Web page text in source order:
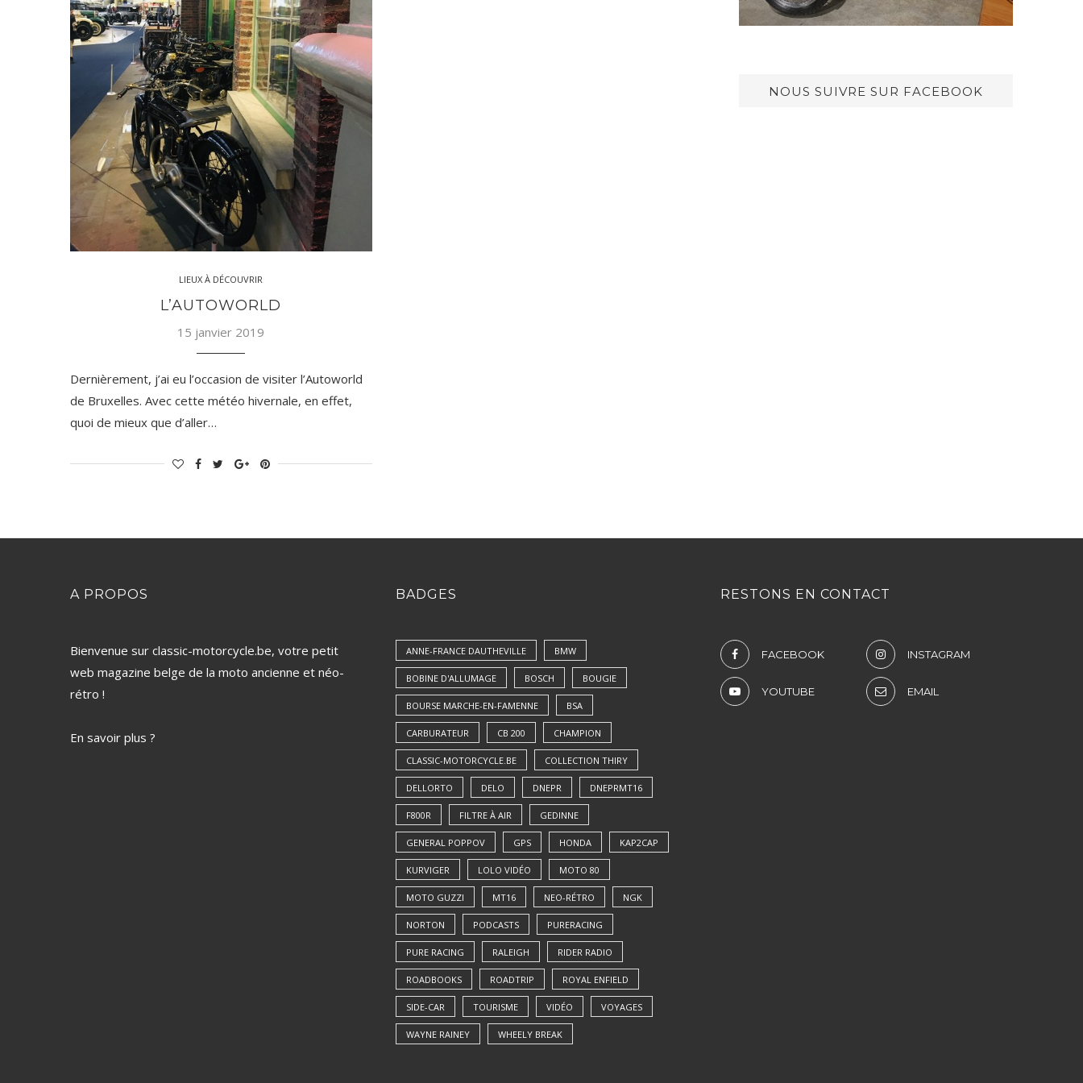
LIEUX À DÉCOUVRIR
L’AUTOWORLD
15 janvier 2019
Dernièrement, j’ai eu l’occasion de visiter l’Autoworld
de Bruxelles. Avec cette météo hivernale, en effet,
quoi de mieux que d’aller…
NOUS SUIVRE SUR FACEBOOK
A PROPOS
Bienvenue sur classic-motorcycle.be, votre petit
web magazine belge de la moto ancienne et néo-
rétro !
En savoir plus ?
BADGES
ANNE-FRANCE DAUTHEVILLE BMW
BOBINE D'ALLUMAGE BOSCH BOUGIE
BOURSE MARCHE-EN-FAMENNE BSA
CARBURATEUR CB 200 CHAMPION
CLASSIC-MOTORCYCLE.BE COLLECTION THIRY
DELLORTO DELO DNEPR DNEPRMT16
F800R FILTRE À AIR GEDINNE
GENERAL POPPOV GPS HONDA KAP2CAP
KURVIGER LOLO VIDÉO MOTO 80
MOTO GUZZI MT16 NEO-RÉTRO NGK
NORTON PODCASTS PURERACING
PURE RACING RALEIGH RIDER RADIO
ROADBOOKS ROADTRIP ROYAL ENFIELD
SIDE-CAR TOURISME VIDÉO VOYAGES
WAYNE RAINEY WHEELY BREAK
RESTONS EN CONTACT
FACEBOOK INSTAGRAM
YOUTUBE EMAIL